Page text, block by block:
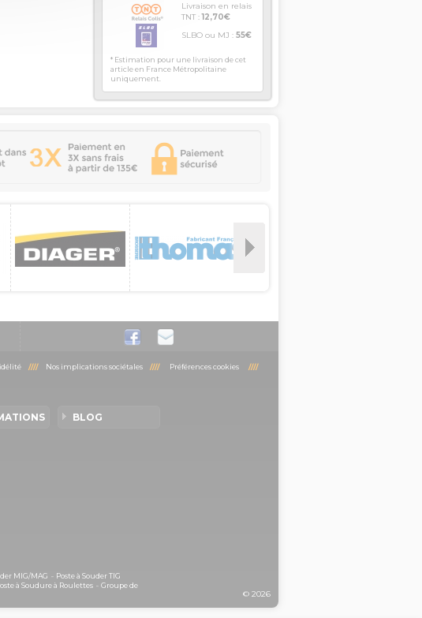
Livraison en relais
TNT :12,70€
SLBO ou MJ : 55€
* Estimation pour une livraison de cet
article en France Métropolitaine
uniquement.
//// Nos implications sociétales//// Préférences cookies ////
BLOG
MIG/MAG - Poste à Souder TIG
à Soudure à Roulettes - Groupe de
© 2026